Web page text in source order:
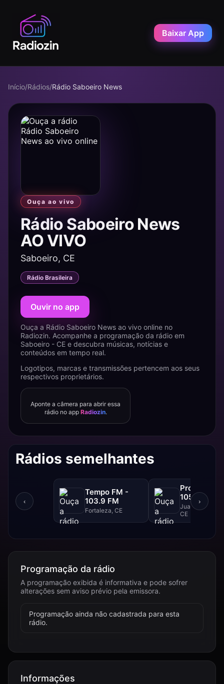
Baixar App
Início/Rádios/Rádio Saboeiro News
Ouça ao vivo
Rádio Saboeiro News
AO VIVO
Saboeiro, CE
Rádio Brasileira
Ouvir no app
Ouça a Rádio Saboeiro News ao vivo online no
Radiozin. Acompanhe a programação da rádio em
Saboeiro - CE e descubra músicas, notícias e
conteúdos em tempo real.
Logotipos, marcas e transmissões pertencem aos seus
respectivos proprietários.
Aponte a câmera para abrir essa
rádio no app Radiozin.
Rádios semelhantes
‹
Tempo FM -
103.9 FM
Fortaleza, CE
Progresso
105.1 FM
Juazeiro Do
CE
›
Programação da rádio
A programação exibida é informativa e pode sofrer
alterações sem aviso prévio pela emissora.
Programação ainda não cadastrada para esta
rádio.
Informações